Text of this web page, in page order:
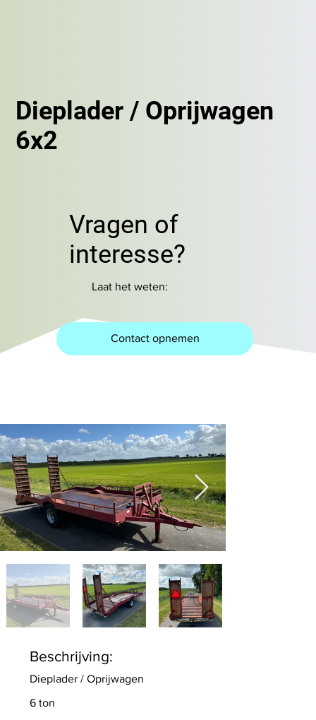
Beschrijving:
Dieplader / Oprijwagen
6 ton
Dieplader / Oprijwagen
6x2
Vragen of
interesse?
Laat het weten:
Contact opnemen